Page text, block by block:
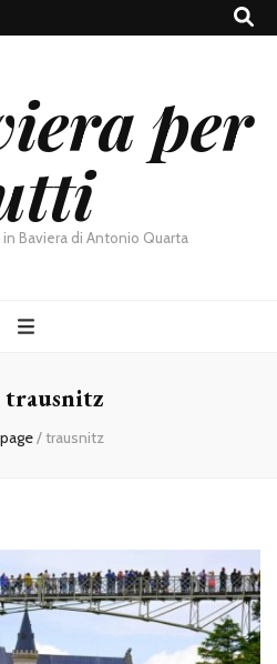
per
Baviera di Antonio Quarta
trausnitz
/trausnitz